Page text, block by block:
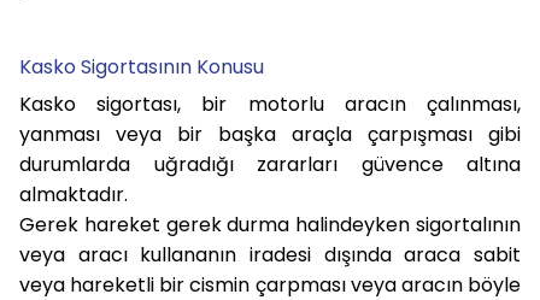
Kasko Sigortasının Konusu
Kasko sigortası, bir motorlu aracın çalınması,
yanması veya bir başka araçla çarpışması gibi
durumlarda uğradığı zararları güvence altına
almaktadır.
Gerek hareket gerek durma halindeyken sigortalının
veya aracı kullananın iradesi dışında araca sabit
veya hareketli bir cismin çarpması veya aracın böyle